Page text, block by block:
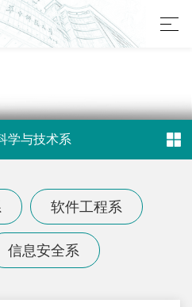
学与技术系
软件工程系
信息安全系